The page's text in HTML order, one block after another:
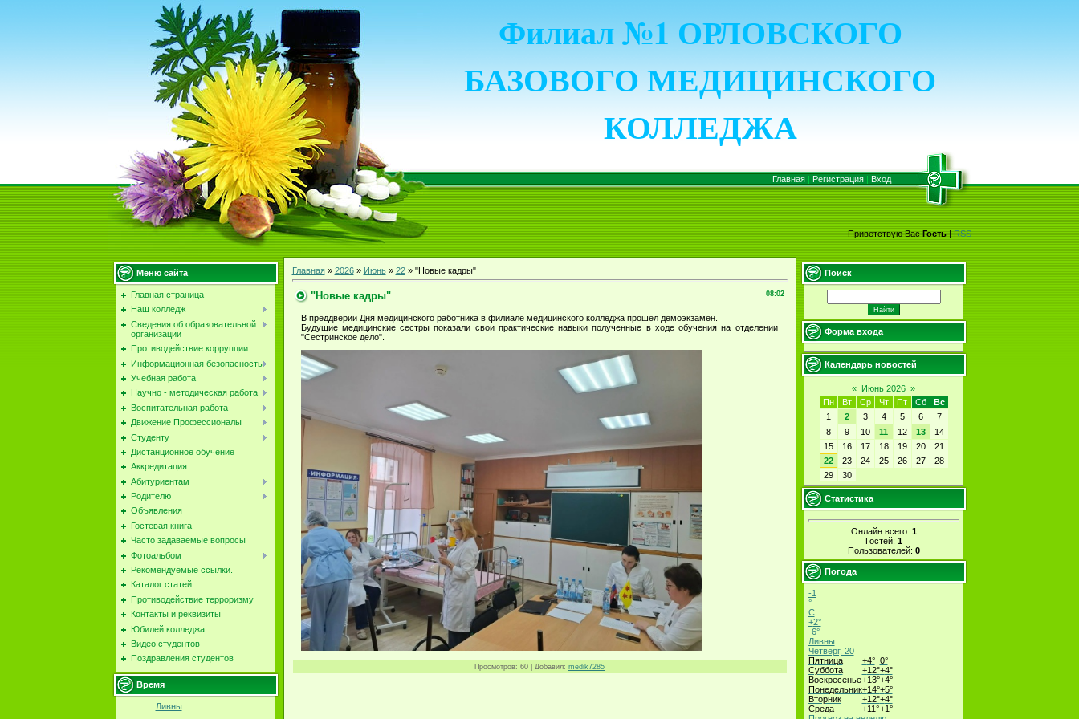
Филиал №1 ОРЛОВСКОГО
БАЗОВОГО МЕДИЦИНСКОГО
КОЛЛЕДЖА
Главная| Регистрация| Вход
Приветствую Вас Гость|RSS
Меню сайта
Главная страница
Наш колледж
Сведения об образовательной
организации
Противодействие коррупции
Информационная безопасность
Учебная работа
Научно - методическая работа
Воспитательная работа
Движение Профессионалы
Студенту
Дистанционное обучение
Аккредитация
Абитуриентам
Родителю
Объявления
Гостевая книга
Часто задаваемые вопросы
Фотоальбом
Рекомендуемые ссылки.
Каталог статей
Противодействие терроризму
Контакты и реквизиты
Юбилей колледжа
Видео студентов
Поздравления студентов
Время
Ливны
Главная» 2026 » Июнь » 22» "Новые кадры"
08:02
"Новые кадры"
В преддверии Дня медицинского работника в филиале медицинского колледжа прошел демоэкзамен.
Будущие медицинские сестры показали свои практические навыки полученные в ходе обучения на отделении
"Сестринское дело".
Просмотров: 60 | Добавил: medik7285
Поиск
Форма входа
Календарь новостей
« Июнь 2026 »
Пн
Вт Ср Чт Пт Сб
Вс
1
2 3 4 5 6
7
8
9 10 11 12 13
14
15
16 17 18 19 20
21
22
23 24 25 26 27
28
29
30
Статистика
Онлайн всего: 1
Гостей: 1
Пользователей: 0
Погода
-1
°
C
+2°
-6°
Ливны
Четверг, 20
Пятница
+4° 0°
Суббота
+12°+4°
Воскресенье+13°+4°
Понедельник+14°+5°
Вторник
+12°+4°
Среда
+11°+1°